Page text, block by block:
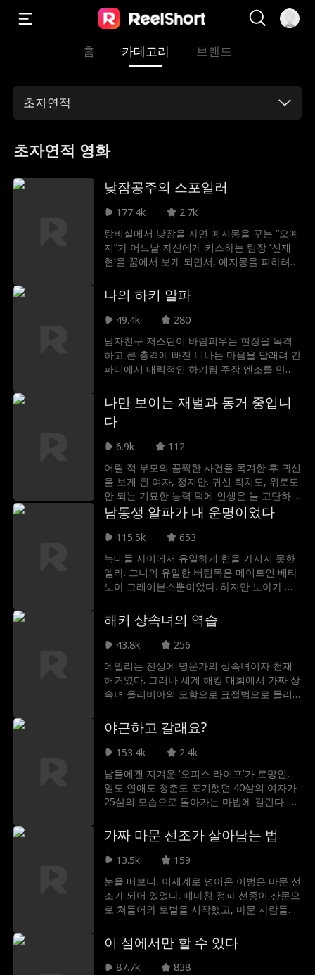
홈 카테고리 브랜드
초자연적
초자연적 영화
낮잠공주의 스포일러
177.4k
2.7k
탕비실에서 낮잠을 자면 예지몽을 꾸는 “오예
지”가 어느날 자신에게 키스하는 팀장 ‘신재
현’을 꿈에서 보게 되면서, 예지몽을 피하려
나의 하키 알파
49.4k
280
남자친구 저스틴이 바람피우는 현장을 목격
하고 큰 충격에 빠진 니나는 마음을 달래려 간
파티에서 매력적인 하키팀 주장 엔조를 만났
해 '딱 한 번'만 여자를 만나는 것으로 유명한
플레이어임을 니나도 알고 있었다. 복잡한 감
정에 휩쓸리고 싶지 않았고, 오직 하룻밤의 짜
릿한 즐거움만을 원했던 니나는 아무 조건 없
이 즐기자는 엔조의 제안을 쿨하게 받아들였
다. 배신감 속에서 시작된 두 남녀의 위험하고
치명적인 하룻밤이 시작된다.
나만 보이는 재벌과 동거 중입니
다
6.9k
112
어릴 적 부모의 끔찍한 사건을 목겨한 후 귀신
을 보게 된 여자, 정지안. 귀신 퇴치도, 위로도
안 되는 기묘한 능력 덕에 인생은 늘 고단하고
외롭기만 하다. 그런 그녀 앞에 어느 날 사고
타난다. 죽지도 살지도 못한 채 떠도는 지훈은
지안에게만 보이고 들린다. 그렇게 귀신 보는
여자와 귀신 된 남자의 이상한 동거가 시작된
다.
남동생 알파가 내 운명이었다
115.5k
653
늑대들 사이에서 유일하게 힘을 가지지 못한
엘라. 그녀의 유일한 버팀목은 메이트인 베타
노아 그레이븐스뿐이었다. 하지만 노아가 그
격한 순간, 엘라의 세상은 무너져 내렸다. 그
때 앞에 나타난 것은 오랜 시간 엘라를 지켜봐
온 남자, 노아의 남동생이자 새롭게 돌아온 알
를 사랑해 온 리암은 엘라가 자신의 운명임을
알고 있었다. 하지만 질투로 가득 찬 라이벌과
앙심을 품은 노아, 그리고 그들을 갈라놓으려
사랑을 지켜낼 수 있을까?
해커 상속녀의 역습
43.8k
256
에밀리는 전생에 명문가의 상속녀이자 천재
해커였다. 그러나 세계 해킹 대회에서 가짜 상
속녀 올리비아의 모함으로 표절범으로 몰리
믿지 않았고, 결국 에밀리는 집에서 쫓겨난 뒤
올리비아에게 살해당한다. 하지만 두 번째 삶
을 얻은 에밀리는 더 이상 과거의 순진한 소녀
함했던 가짜 상속녀 올리비아에게 통쾌한 복
수를 시작한다.
야근하고 갈래요?
153.4k
2.4k
남들에겐 지겨운 ‘오피스 라이프’가 로망인,
일도 연애도 청춘도 포기했던 40살의 여자가
25살의 모습으로 돌아가는 마법에 걸린다. 25
사무실로 출근하게 되면서 펼쳐지는 심쿵 판
타지 오피스 신데렐라 로맨스
가짜 마문 선조가 살아남는 법
13.5k
159
눈을 떠보니, 이세계로 넘어온 이범은 마문 선
조가 되어 있었다. 때마침 정파 선종이 산문으
로 쳐들어와 토벌을 시작했고, 마문 사람들은
달라고 청했다. 하지만 그에게 무공 같은 것은
전혀 없었고, 그저 평범한 사람일 뿐이었다.
그러자 이범은 연기에 의지해 사람들을 속일
이 섬에서만 할 수 있다
87.7k
838